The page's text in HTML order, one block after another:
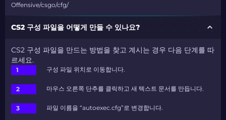
Offensive/csgo/cfg/
CS2 구성 파일을 어떻게 만들 수 있나요?
CS2 구성 파일을 만드는 방법을 찾고 계시는 경우 다음 단계를 따
르세요.
구성 파일 위치로 이동합니다.
마우스 오른쪽 단추를 클릭하고 새 텍스트 문서를 만듭니다.
파일 이름을 “autoexec.cfg”로 변경합니다.